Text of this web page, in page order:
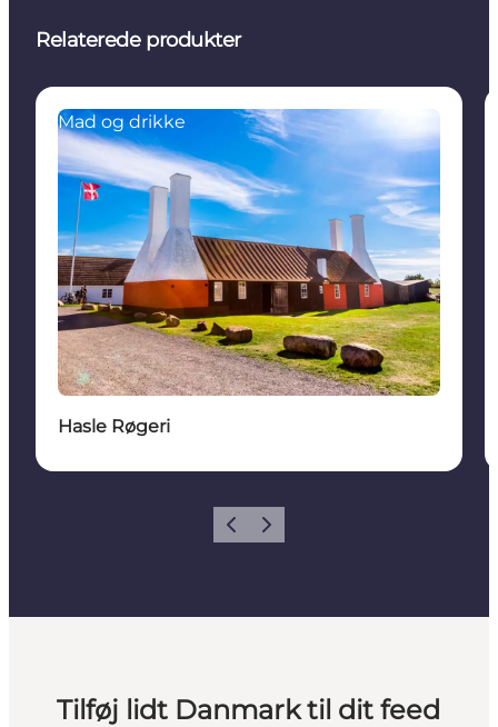
Relaterede produkter
Mad og drikke
Hasle Røgeri
ForrigeNæste
Tilføj lidt Danmark til dit feed